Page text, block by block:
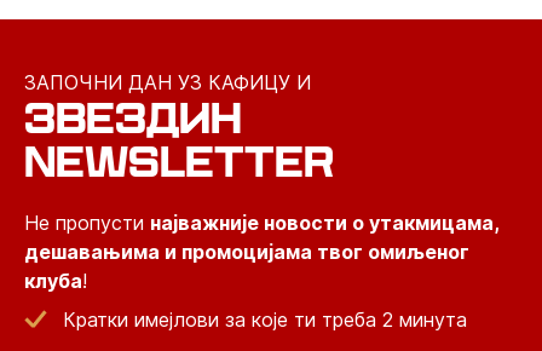
ЗАПОЧНИ ДАН УЗ КАФИЦУ И
ЗВЕЗДИН
NEWSLETTER
Не пропусти најважније новости о утакмицама,
дешавањима и промоцијама твог омиљеног
клуба!
Кратки имејлови за које ти треба 2 минута